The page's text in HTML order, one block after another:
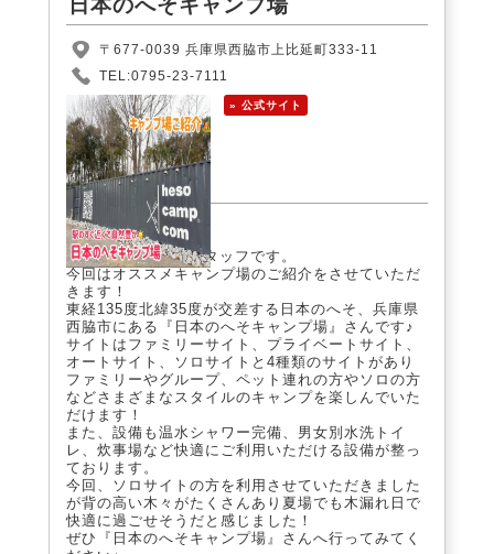
日本のへそキャンプ場
〒677-0039 兵庫県西脇市上比延町333-11
TEL:0795-23-7111
» 公式サイト
こんにちは！
CAMP DEPOTのスタッフです。
今回はオススメキャンプ場のご紹介をさせていただ
きます！
東経135度北緯35度が交差する日本のへそ、兵庫県
西脇市にある『日本のへそキャンプ場』さんです♪
サイトはファミリーサイト、プライベートサイト、
オートサイト、ソロサイトと4種類のサイトがあり
ファミリーやグループ、ペット連れの方やソロの方
などさまざまなスタイルのキャンプを楽しんでいた
だけます！
また、設備も温水シャワー完備、男女別水洗トイ
レ、炊事場など快適にご利用いただける設備が整っ
ております。
今回、ソロサイトの方を利用させていただきました
が背の高い木々がたくさんあり夏場でも木漏れ日で
快適に過ごせそうだと感じました！
ぜひ『日本のへそキャンプ場』さんへ行ってみてく